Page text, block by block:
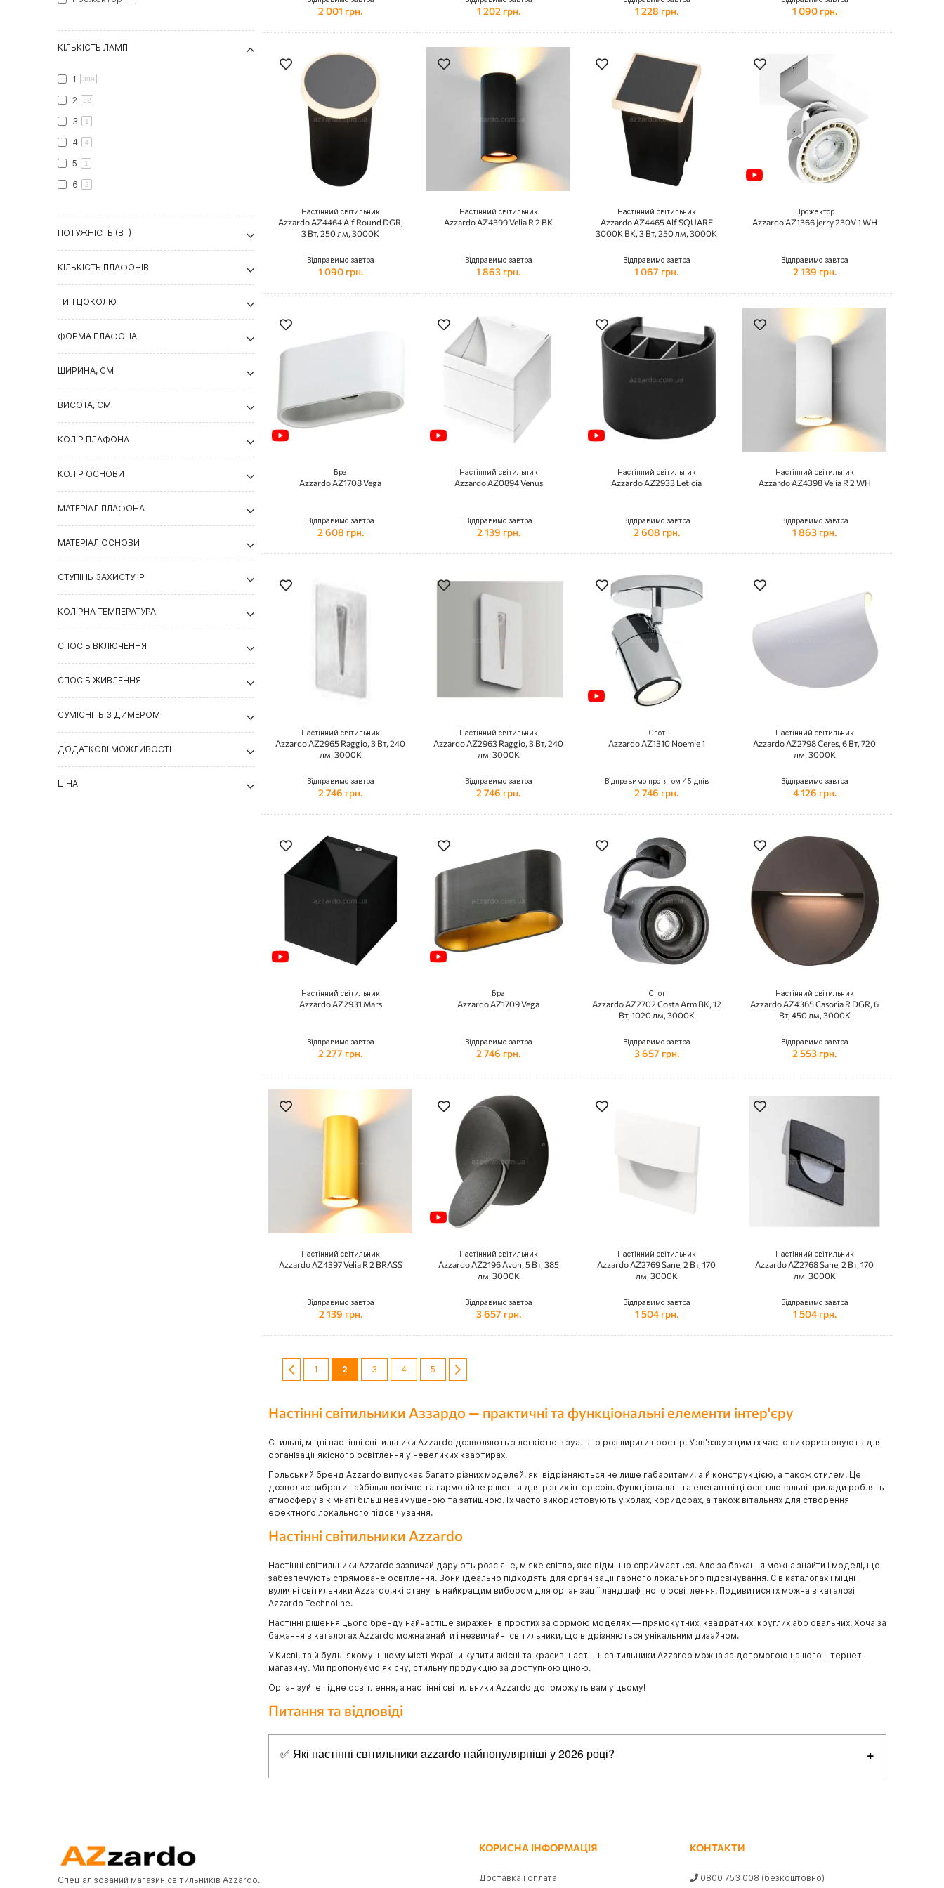
2 001 грн. 1 202 грн. 1 228 грн. 1 090 грн.
Настінний світильник
Azzardo AZ4464 Alf Round DGR,
3 Вт, 250 лм, 3000K
Відправимо завтра
1 090 грн.
Настінний світильник
Azzardo AZ4399 Velia R 2 BK
Відправимо завтра
1 863 грн.
Настінний світильник
Azzardo AZ4465 Alf SQUARE
3000K BK, 3 Вт, 250 лм, 3000K
Відправимо завтра
1 067 грн.
Прожектор
Azzardo AZ1366 Jerry 230V 1 WH
Відправимо завтра
2 139 грн.
Бра
Azzardo AZ1708 Vega
Відправимо завтра
2 608 грн.
Настінний світильник
Azzardo AZ0894 Venus
Відправимо завтра
2 139 грн.
Настінний світильник
Azzardo AZ2933 Leticia
Відправимо завтра
2 608 грн.
Настінний світильник
Azzardo AZ4398 Velia R 2 WH
Відправимо завтра
1 863 грн.
Настінний світильник
Azzardo AZ2965 Raggio, 3 Вт, 240
лм, 3000K
Відправимо завтра
2 746 грн.
Настінний світильник
Azzardo AZ2963 Raggio, 3 Вт, 240
лм, 3000K
Відправимо завтра
2 746 грн.
Спот
Azzardo AZ1310 Noemie 1
Відправимо протягом 45 днів
2 746 грн.
Настінний світильник
Azzardo AZ2798 Ceres, 6 Вт, 720
лм, 3000K
Відправимо завтра
4 126 грн.
Настінний світильник
Azzardo AZ2931 Mars
Відправимо завтра
2 277 грн.
Бра
Azzardo AZ1709 Vega
Відправимо завтра
2 746 грн.
Спот
Azzardo AZ2702 Costa Arm BK, 12
Вт, 1020 лм, 3000K
Відправимо завтра
3 657 грн.
Настінний світильник
Azzardo AZ4365 Casoria R DGR, 6
Вт, 450 лм, 3000K
Відправимо завтра
2 553 грн.
Настінний світильник
Azzardo AZ4397 Velia R 2 BRASS
Відправимо завтра
2 139 грн.
Настінний світильник
Azzardo AZ2196 Avon, 5 Вт, 385
лм, 3000K
Відправимо завтра
3 657 грн.
Настінний світильник
Azzardo AZ2769 Sane, 2 Вт, 170
лм, 3000K
Відправимо завтра
1 504 грн.
Настінний світильник
Azzardo AZ2768 Sane, 2 Вт, 170
лм, 3000K
Відправимо завтра
1 504 грн.
Сторінка
Сторінка
Попередній
Сторінка
1 You're currently reading page
2 Сторінка
3 Сторінка
4 Сторінка
5 Сторінка
Далі
Настінні світильники Аззардо — практичні та функціональні елементи інтер'єру
Стильні, міцні настінні світильники Azzardo дозволяють з легкістю візуально розширити простір. У зв'язку з цим їх часто використовують для
організації якісного освітлення у невеликих квартирах.
Польський бренд Azzardo випускає багато різних моделей, які відрізняються не лише габаритами, а й конструкцією, а також стилем. Це
дозволяє вибрати найбільш логічне та гармонійне рішення для різних інтер'єрів. Функціональні та елегантні ці освітлювальні прилади роблять
атмосферу в кімнаті більш невимушеною та затишною. Їх часто використовують у холах, коридорах, а також вітальнях для створення
ефектного локального підсвічування.
Настінні світильники Azzardo
Настінні світильники Azzardo зазвичай дарують розсіяне, м'яке світло, яке відмінно сприймається. Але за бажання можна знайти і моделі, що
забезпечують спрямоване освітлення. Вони ідеально підходять для організації гарного локального підсвічування. Є в каталогах і міцні
вуличні світильники Azzardo,які стануть найкращим вибором для організації ландшафтного освітлення. Подивитися їх можна в каталозі
Azzardo Technoline.
Настінні рішення цього бренду найчастіше виражені в простих за формою моделях — прямокутних, квадратних, круглих або овальних. Хоча за
бажання в каталогах Azzardo можна знайти і незвичайні світильники, що відрізняються унікальним дизайном.
У Києві, та й будь-якому іншому місті України купити якісні та красиві настінні світильники Azzardo можна за допомогою нашого інтернет-
магазину. Ми пропонуємо якісну, стильну продукцію за доступною ціною.
Організуйте гідне освітлення, а настінні світильники Azzardo допоможуть вам у цьому!
Питання та відповіді
✅ Які настінні світильники azzardo найпопулярніші у 2026 році?
Azzardo AZ5641 TRASIMENO WALL BK, 2.9 Вт, 192 лм, 3000К
Azzardo AZ5631 ISEO WALL BK, 3 Вт, 159 лм, 3000К
КІЛЬКІСТЬ ЛАМП
1 389
2 32
3 1
4 4
5 1
6 2
ПОТУЖНІСТЬ (ВТ)
КІЛЬКІСТЬ ПЛАФОНІВ
ТИП ЦОКОЛЮ
ФОРМА ПЛАФОНА
ШИРИНА, СМ
ВИСОТА, СМ
КОЛІР ПЛАФОНА
КОЛІР ОСНОВИ
МАТЕРІАЛ ПЛАФОНА
МАТЕРІАЛ ОСНОВИ
СТУПІНЬ ЗАХИСТУ IP
КОЛІРНА ТЕМПЕРАТУРА
СПОСІБ ВКЛЮЧЕННЯ
СПОСІБ ЖИВЛЕННЯ
СУМІСНІТЬ З ДИМЕРОМ
ДОДАТКОВІ МОЖЛИВОСТІ
ЦІНА
Спеціалізований магазин світильників Azzardo.
КОРИСНА ІНФОРМАЦІЯ
Доставка і оплата
КОНТАКТИ
0800 753 008 (безкоштовно)